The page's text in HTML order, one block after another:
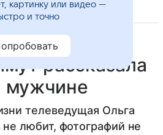
рассказала
телеведущая Ольга
любит, фотографий не
картинку или видео —
и точно